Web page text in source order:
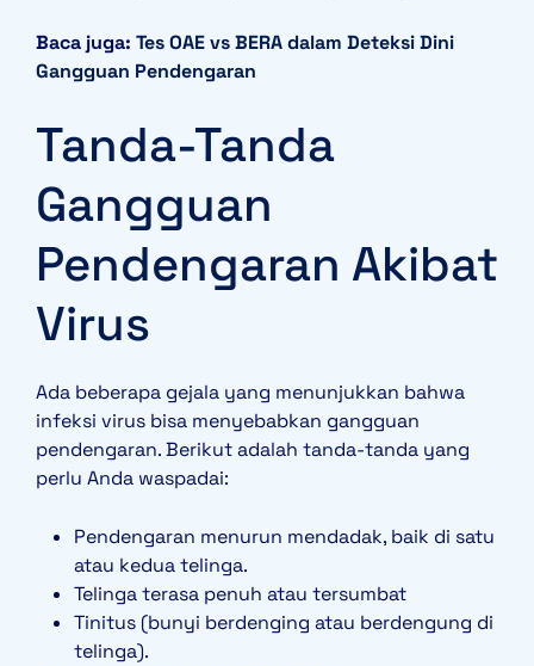
Baca juga: Tes OAE vs BERA dalam Deteksi Dini
Gangguan Pendengaran
Tanda-Tanda
Gangguan
Pendengaran Akibat
Virus
Ada beberapa gejala yang menunjukkan bahwa
infeksi virus bisa menyebabkan gangguan
pendengaran. Berikut adalah tanda-tanda yang
perlu Anda waspadai:
Pendengaran menurun mendadak, baik di satu
atau kedua telinga.
Telinga terasa penuh atau tersumbat
Tinitus (bunyi berdenging atau berdengung di
telinga).